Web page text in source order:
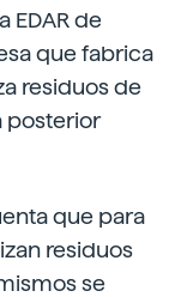
EDAR de
que fabrica
residuos de
posterior
que para
residuos
se